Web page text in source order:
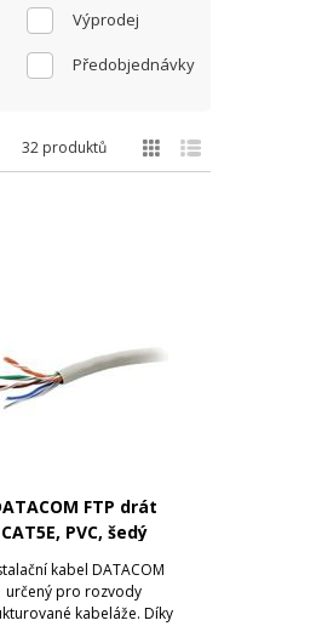
Výprodej
Předobjednávky
32 produktů
FTP drát
CAT5E, PVC, šedý
kabel DATACOM
určený pro rozvody
kabeláže. Díky